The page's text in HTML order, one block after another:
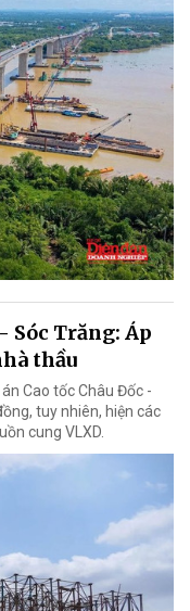
Sóc Trăng: Áp
thầu
Cao tốc Châu Đốc -
tuy nhiên, hiện các
cung VLXD.